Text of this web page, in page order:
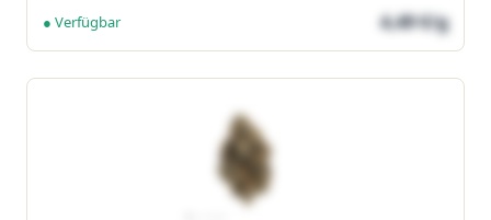
● Verfügbar 4,49 €/g